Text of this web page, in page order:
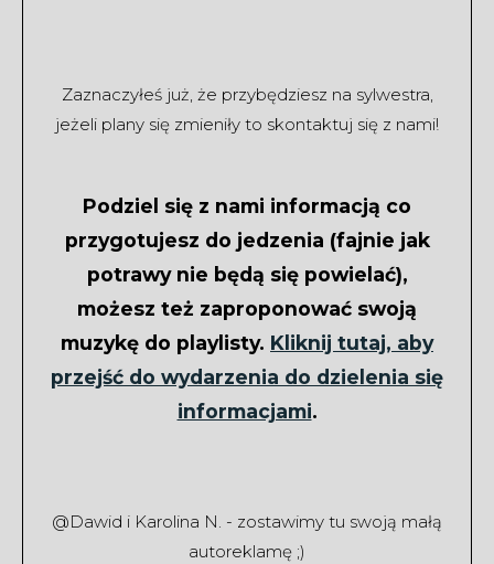
Zaznaczyłeś już, że przybędziesz na sylwestra,
jeżeli plany się zmieniły to skontaktuj się z nami!
Podziel się z nami informacją co
przygotujesz do jedzenia (fajnie jak
potrawy nie będą się powielać),
możesz też zaproponować swoją
muzykę do playlisty. Kliknij tutaj, aby
przejść do wydarzenia do dzielenia się
informacjami.
@Dawid i Karolina N. - zostawimy tu swoją małą
autoreklamę ;)